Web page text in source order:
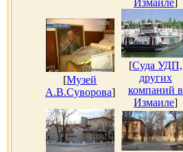
Измаиле]
[Музей
А.В.Суворова]
[Суда УДП,
других
компаний в
Измаиле]